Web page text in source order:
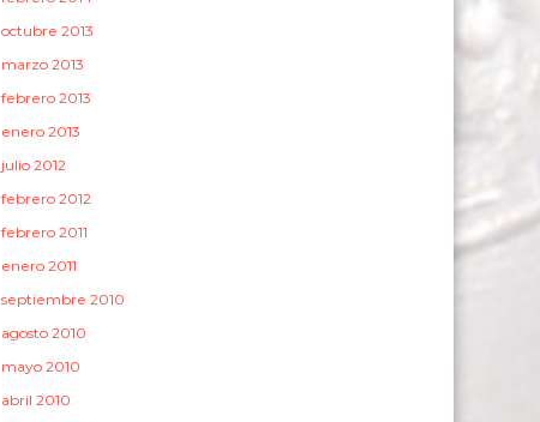
octubre 2013
marzo 2013
febrero 2013
enero 2013
julio 2012
febrero 2012
febrero 2011
enero 2011
septiembre 2010
agosto 2010
mayo 2010
abril 2010